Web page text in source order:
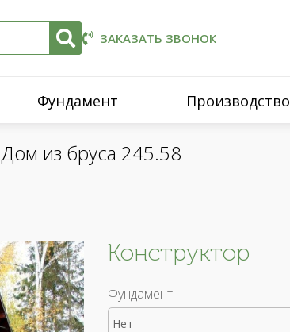
ЗАКАЗАТЬ ЗВОНОК
Фундамент Производство
Дом из бруса 245.58
Конструктор
Фундамент
Нет